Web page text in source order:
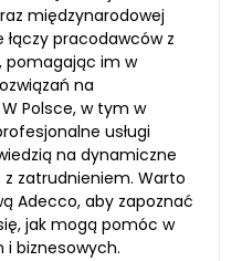
międzynarodowej
pracodawców z
pomagając im w
na
Polsce, w tym w
usługi
na dynamiczne
z zatrudnieniem. Warto
Adecco, aby zapoznać
jak mogą pomóc w
i biznesowych.